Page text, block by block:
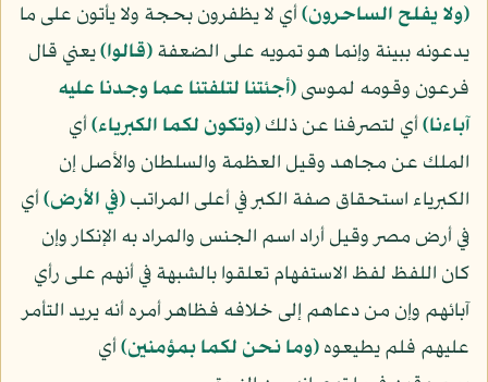
﴿ولا يفلح الساحرون﴾أي لا يظفرون بحجة ولا يأتون على ما
يدعونه ببينة وإنما هو تمويه على الضعفة﴿قالوا﴾يعني قال
فرعون وقومه لموسى﴿أجئتنا لتلفتنا عما وجدنا عليه
آباءنا﴾أي لتصرفنا عن ذلك﴿وتكون لكما الكبرياء﴾أي
الملك عن مجاهد وقيل العظمة والسلطان والأصل إن
الكبرياء استحقاق صفة الكبر في أعلى المراتب﴿في الأرض﴾أي
في أرض مصر وقيل أراد اسم الجنس والمراد به الإنكار وإن
كان اللفظ لفظ الاستفهام تعلقوا بالشبهة في أنهم على رأي
آبائهم وإن من دعاهم إلى خلافه فظاهر أمره أنه يريد التأمر
عليهم فلم يطيعوه﴿وما نحن لكما بمؤمنين﴾أي